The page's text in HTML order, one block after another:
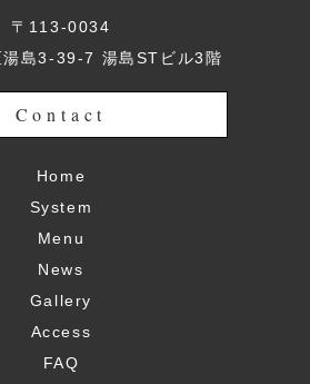
〒113-0034
湯島3-39-7 湯島STビル3階
Contact
Home
System
Menu
News
Gallery
Access
FAQ